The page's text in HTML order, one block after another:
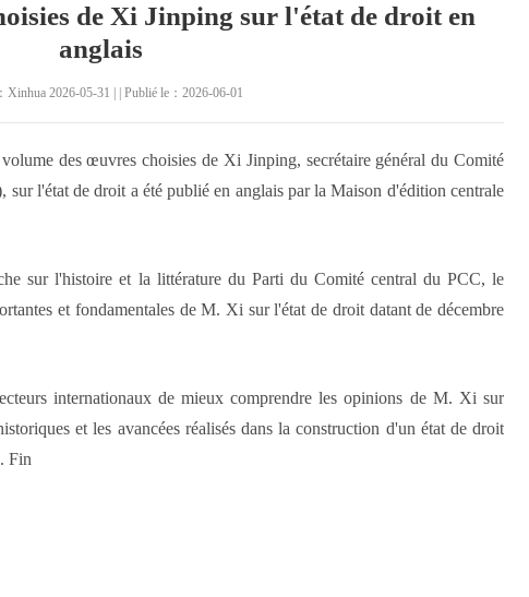
de Xi Jinping sur l'état de droit en
anglais
Xinhua 2026-05-31 | | Publié le：2026-06-01
des œuvres choisies de Xi Jinping, secrétaire général du Comité
l'état de droit a été publié en anglais par la Maison d'édition centrale
sur l'histoire et la littérature du Parti du Comité central du PCC, le
et fondamentales de M. Xi sur l'état de droit datant de décembre
internationaux de mieux comprendre les opinions de M. Xi sur
et les avancées réalisés dans la construction d'un état de droit
Fin